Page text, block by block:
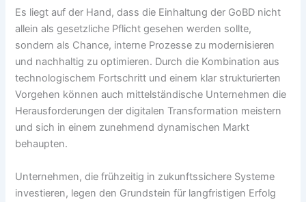
Es liegt auf der Hand, dass die Einhaltung der GoBD nicht
allein als gesetzliche Pflicht gesehen werden sollte,
sondern als Chance, interne Prozesse zu modernisieren
und nachhaltig zu optimieren. Durch die Kombination aus
technologischem Fortschritt und einem klar strukturierten
Vorgehen können auch mittelständische Unternehmen die
Herausforderungen der digitalen Transformation meistern
und sich in einem zunehmend dynamischen Markt
behaupten.
Unternehmen, die frühzeitig in zukunftssichere Systeme
investieren, legen den Grundstein für langfristigen Erfolg